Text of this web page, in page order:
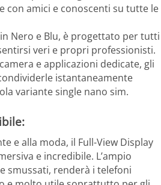
con amici e conoscenti su tutte le
Nero e Blu, è progettato per tutti
veri e propri professionisti.
e applicazioni dedicate, gli
istantaneamente
variante single nano sim.
e alla moda, il Full-View Display
e incredibile. L’ampio
smussati, renderà i telefoni